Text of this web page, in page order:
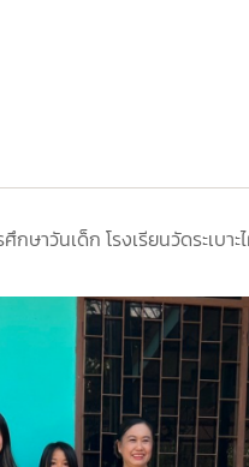
ษาวันเด็ก โรงเรียนวัดระเบาะ